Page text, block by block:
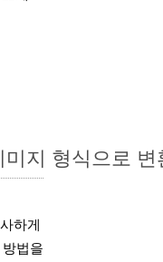
지 형식으로
하게
법을